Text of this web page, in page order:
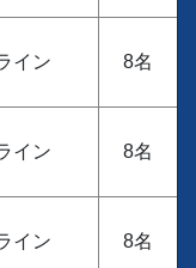
イン 8名
イン 8名
イン 8名